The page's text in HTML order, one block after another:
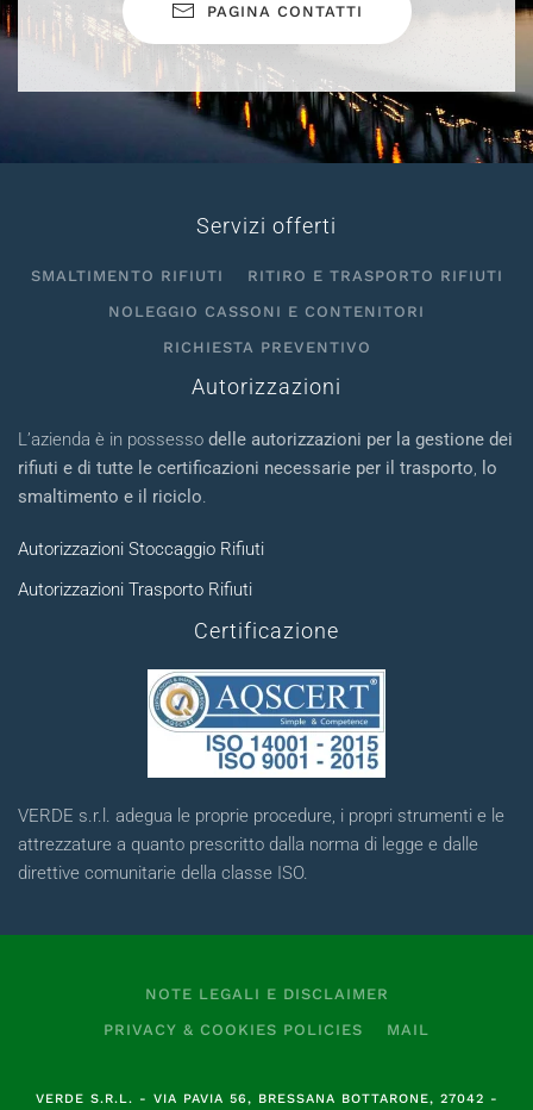
PAGINA CONTATTI
Servizi offerti
SMALTIMENTO RIFIUTI
RITIRO E TRASPORTO RIFIUTI
NOLEGGIO CASSONI E CONTENITORI
RICHIESTA PREVENTIVO
Autorizzazioni
L’azienda è in possesso delle autorizzazioni per la gestione dei
rifiuti e di tutte le certificazioni necessarie per il trasporto, lo
smaltimento e il riciclo.
Autorizzazioni Stoccaggio Rifiuti
Autorizzazioni Trasporto Rifiuti
Certificazione
VERDE s.r.l. adegua le proprie procedure, i propri strumenti e le
attrezzature a quanto prescritto dalla norma di legge e dalle
direttive comunitarie della classe ISO.
NOTE LEGALI E DISCLAIMER
PRIVACY & COOKIES POLICIES
MAIL
VERDE S.R.L. - VIA PAVIA 56, BRESSANA BOTTARONE, 27042 -